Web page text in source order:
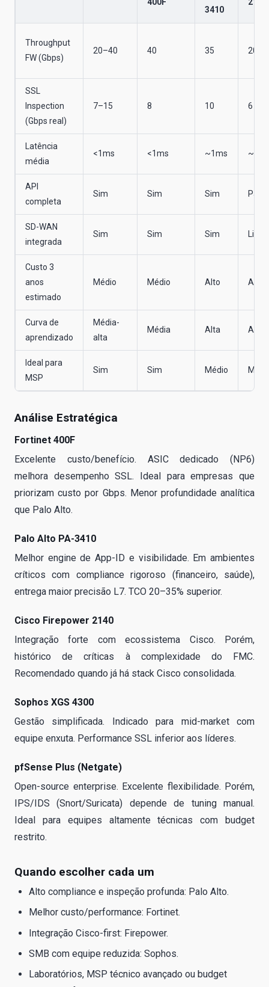
3410
Throughput
FW (Gbps)
20–40 40 35 20
SSL
Inspection
(Gbps real)
7–15 8 10 6
Latência
média
<1ms <1ms ~1ms
API
completa
Sim Sim Sim
SD-WAN
integrada
Sim Sim Sim
Custo 3
anos
estimado
Médio Médio Alto Alto
Curva de
aprendizado
Média-
alta
Média Alta Alta
Ideal para
MSP
Sim Sim Médio
Análise Estratégica
Fortinet 400F
Excelente custo/benefício. ASIC dedicado (NP6)
melhora desempenho SSL. Ideal para empresas que
priorizam custo por Gbps. Menor profundidade analítica
que Palo Alto.
Palo Alto PA-3410
Melhor engine de App-ID e visibilidade. Em ambientes
críticos com compliance rigoroso (financeiro, saúde),
entrega maior precisão L7. TCO 20–35% superior.
Cisco Firepower 2140
Integração forte com ecossistema Cisco. Porém,
histórico de críticas à complexidade do FMC.
Recomendado quando já há stack Cisco consolidada.
Sophos XGS 4300
Gestão simplificada. Indicado para mid-market com
equipe enxuta. Performance SSL inferior aos líderes.
pfSense Plus (Netgate)
Open-source enterprise. Excelente flexibilidade. Porém,
IPS/IDS (Snort/Suricata) depende de tuning manual.
Ideal para equipes altamente técnicas com budget
restrito.
Quando escolher cada um
Alto compliance e inspeção profunda: Palo Alto.
Melhor custo/performance: Fortinet.
Integração Cisco-first: Firepower.
SMB com equipe reduzida: Sophos.
Laboratórios, MSP técnico avançado ou budget